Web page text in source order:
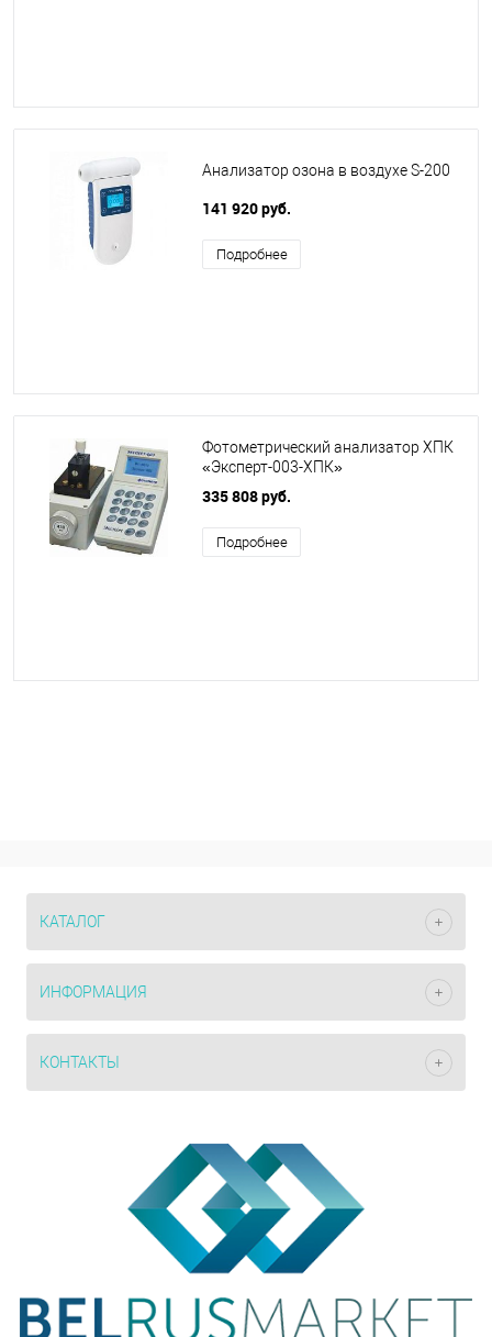
Анализатор озона в воздухе S-200
141 920 руб.
Подробнее
Фотометрический анализатор ХПК
«Эксперт-003-ХПК»
335 808 руб.
Подробнее
КАТАЛОГ
ИНФОРМАЦИЯ
КОНТАКТЫ